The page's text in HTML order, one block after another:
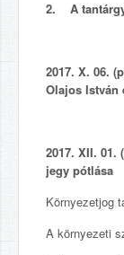
2. A
2017. X. 06.
Olajos István
2017. XII. 01.
jegy pótlása
Környezetjog
A környezeti